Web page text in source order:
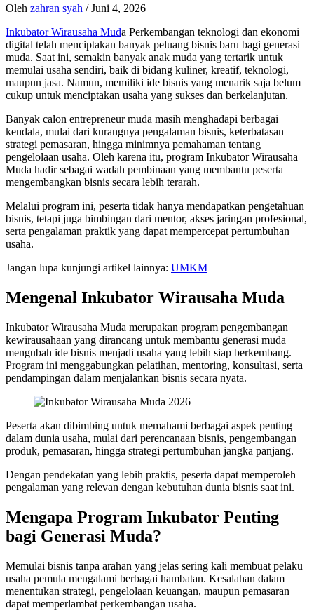
Oleh zahran syah /Juni 4, 2026
Inkubator Wirausaha Muda Perkembangan teknologi dan ekonomi
digital telah menciptakan banyak peluang bisnis baru bagi generasi
muda. Saat ini, semakin banyak anak muda yang tertarik untuk
memulai usaha sendiri, baik di bidang kuliner, kreatif, teknologi,
maupun jasa. Namun, memiliki ide bisnis yang menarik saja belum
cukup untuk menciptakan usaha yang sukses dan berkelanjutan.
Banyak calon entrepreneur muda masih menghadapi berbagai
kendala, mulai dari kurangnya pengalaman bisnis, keterbatasan
strategi pemasaran, hingga minimnya pemahaman tentang
pengelolaan usaha. Oleh karena itu, program Inkubator Wirausaha
Muda hadir sebagai wadah pembinaan yang membantu peserta
mengembangkan bisnis secara lebih terarah.
Melalui program ini, peserta tidak hanya mendapatkan pengetahuan
bisnis, tetapi juga bimbingan dari mentor, akses jaringan profesional,
serta pengalaman praktik yang dapat mempercepat pertumbuhan
usaha.
Jangan lupa kunjungi artikel lainnya: UMKM
Mengenal Inkubator Wirausaha Muda
Inkubator Wirausaha Muda merupakan program pengembangan
kewirausahaan yang dirancang untuk membantu generasi muda
mengubah ide bisnis menjadi usaha yang lebih siap berkembang.
Program ini menggabungkan pelatihan, mentoring, konsultasi, serta
pendampingan dalam menjalankan bisnis secara nyata.
Peserta akan dibimbing untuk memahami berbagai aspek penting
dalam dunia usaha, mulai dari perencanaan bisnis, pengembangan
produk, pemasaran, hingga strategi pertumbuhan jangka panjang.
Dengan pendekatan yang lebih praktis, peserta dapat memperoleh
pengalaman yang relevan dengan kebutuhan dunia bisnis saat ini.
Mengapa Program Inkubator Penting
bagi Generasi Muda?
Memulai bisnis tanpa arahan yang jelas sering kali membuat pelaku
usaha pemula mengalami berbagai hambatan. Kesalahan dalam
menentukan strategi, pengelolaan keuangan, maupun pemasaran
dapat memperlambat perkembangan usaha.